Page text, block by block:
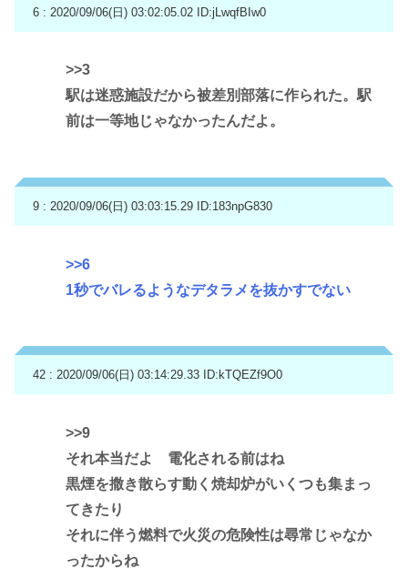
6 : 2020/09/06(日) 03:02:05.02 ID:jLwqfBIw0
>>3
駅は迷惑施設だから被差別部落に作られた。駅
前は一等地じゃなかったんだよ。
9 : 2020/09/06(日) 03:03:15.29 ID:183npG830
>>6
1秒でバレるようなデタラメを抜かすでない
42 : 2020/09/06(日) 03:14:29.33 ID:kTQEZf9O0
>>9
それ本当だよ 電化される前はね
黒煙を撒き散らす動く焼却炉がいくつも集まっ
てきたり
それに伴う燃料で火災の危険性は尋常じゃなか
ったからね